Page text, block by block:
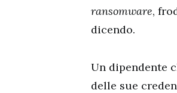
ransomware,
dicendo.
Un dipendente
delle sue